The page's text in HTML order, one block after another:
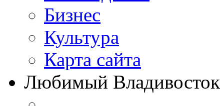
Бизнеc
Культура
Карта сайта
Любимый Владивосток